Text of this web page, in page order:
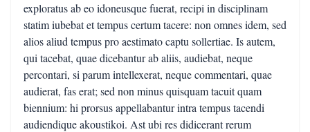
exploratus ab eo idoneusque fuerat, recipi in disciplinam
statim iubebat et tempus certum tacere: non omnes idem, sed
alios aliud tempus pro aestimato captu sollertiae. Is autem,
qui tacebat, quae dicebantur ab aliis, audiebat, neque
percontari, si parum intellexerat, neque commentari, quae
audierat, fas erat; sed non minus quisquam tacuit quam
biennium: hi prorsus appellabantur intra tempus tacendi
audiendique akoustikoi. Ast ubi res didicerant rerum